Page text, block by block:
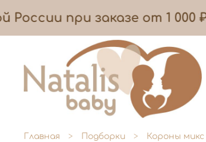
при заказе от 1 000 ₽
Главная Подборки Короны микс